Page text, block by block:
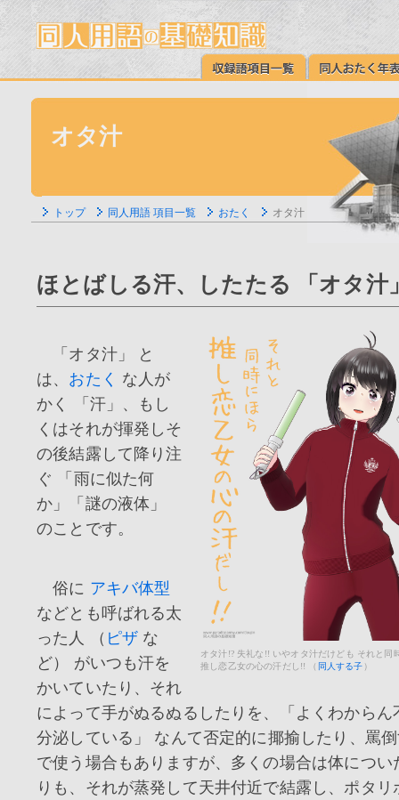
オタ汁
トップ 同人用語 項目一覧 おたく オタ汁
ほとばしる汗、したたる 「オタ汁
オタ汁!? 失礼な!! いやオタ汁だけども それと同
推し恋乙女の心の汗だし!! （ 同人する子 ）
「オタ汁」 と
は、 おたく な人が
かく 「汗」、もし
くはそれが揮発しそ
の後結露して降り注
ぐ 「雨に似た何
か」「謎の液体」
のことです。
俗に アキバ体型
などとも呼ばれる太
った人 （ ピザ な
ど） がいつも汗を
かいていたり、それ
によって手がぬるぬるしたりを、「よくわからん
分泌している」 なんて否定的に揶揄したり、罵
で使う場合もありますが、多くの場合は体につい
りも、それが蒸発して天井付近で結露し、ポタリ